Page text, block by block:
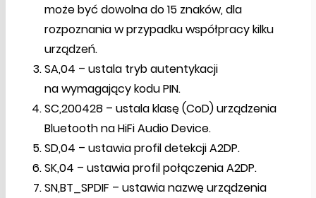
może być dowolna do 15 znaków, dla
rozpoznania w przypadku współpracy kilku
urządzeń.
SA,04 – ustala tryb autentykacji
na wymagający kodu PIN.
SC,200428 – ustala klasę (CoD) urządzenia
Bluetooth na HiFi Audio Device.
SD,04 – ustawia profil detekcji A2DP.
SK,04 – ustawia profil połączenia A2DP.
SN,BT_SPDIF – ustawia nazwę urządzenia